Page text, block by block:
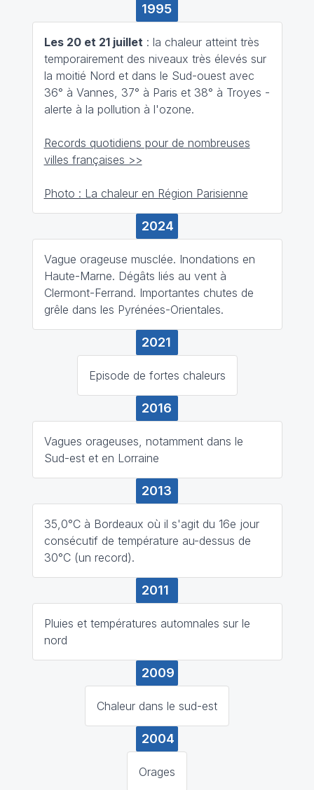
1995
Les 20 et 21 juillet : la chaleur atteint très
temporairement des niveaux très élevés sur
la moitié Nord et dans le Sud-ouest avec
36° à Vannes, 37° à Paris et 38° à Troyes -
alerte à la pollution à l'ozone.
Records quotidiens pour de nombreuses
villes françaises >>
Photo : La chaleur en Région Parisienne
2024
Vague orageuse musclée. Inondations en
Haute-Marne. Dégâts liés au vent à
Clermont-Ferrand. Importantes chutes de
grêle dans les Pyrénées-Orientales.
2021
Episode de fortes chaleurs
2016
Vagues orageuses, notamment dans le
Sud-est et en Lorraine
2013
35,0°C à Bordeaux où il s'agit du 16e jour
consécutif de température au-dessus de
30°C (un record).
2011
Pluies et températures automnales sur le
nord
2009
Chaleur dans le sud-est
2004
Orages